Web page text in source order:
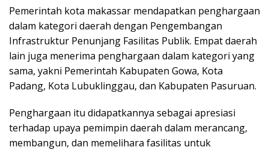
Pemerintah kota makassar mendapatkan penghargaan
dalam kategori daerah dengan Pengembangan
Infrastruktur Penunjang Fasilitas Publik. Empat daerah
lain juga menerima penghargaan dalam kategori yang
sama, yakni Pemerintah Kabupaten Gowa, Kota
Padang, Kota Lubuklinggau, dan Kabupaten Pasuruan.
Penghargaan itu didapatkannya sebagai apresiasi
terhadap upaya pemimpin daerah dalam merancang,
membangun, dan memelihara fasilitas untuk